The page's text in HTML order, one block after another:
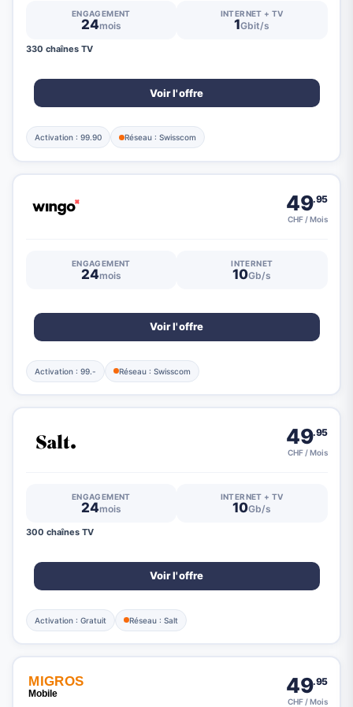
ENGAGEMENT
24mois
INTERNET + TV
1Gbit/s
330 chaînes TV
Voir l'offre
Activation : 99.90 Réseau : Swisscom
49.95
CHF / Mois
ENGAGEMENT
24mois
INTERNET
10Gb/s
Voir l'offre
Activation : 99.- Réseau : Swisscom
49.95
CHF / Mois
ENGAGEMENT
24mois
INTERNET + TV
10Gb/s
300 chaînes TV
Voir l'offre
Activation : Gratuit Réseau : Salt
49.95
CHF / Mois